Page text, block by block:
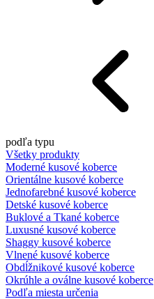
podľa typu
Všetky produkty
Moderné kusové koberce
Orientálne kusové koberce
Jednofarebné kusové koberce
Detské kusové koberce
Buklové a Tkané koberce
Luxusné kusové koberce
Shaggy kusové koberce
Vlnené kusové koberce
Obdĺžnikové kusové koberce
Okrúhle a oválne kusové koberce
Podľa miesta určenia